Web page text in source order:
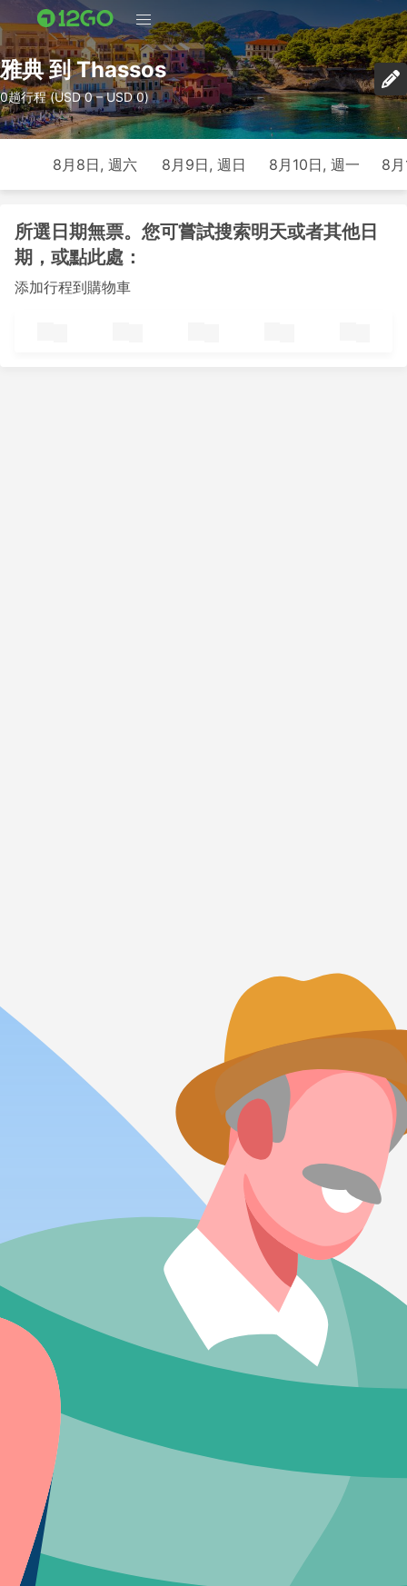
雅典 到 Thassos
0趟行程 (USD 0 – USD 0)
8月8日, 週六 8月9日, 週日 8月10日, 週一 8
所選日期無票。您可嘗試搜索明天或者其他日
期，或點此處：
添加行程到購物車